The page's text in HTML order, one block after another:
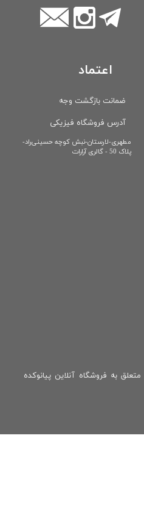
به فروشگاه آنلاین پیانوکده
اعتماد
ضمانت بازگشت وجه
آدرس فروشگاه فیزیکی
​مطهری-لارستان-نبش کوچه حسینی‌راد-
پلاک 50 - گالری آرارات